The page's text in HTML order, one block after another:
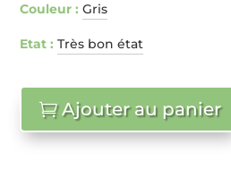
Couleur : Gris
Etat : Très bon état
Ajouter au panier